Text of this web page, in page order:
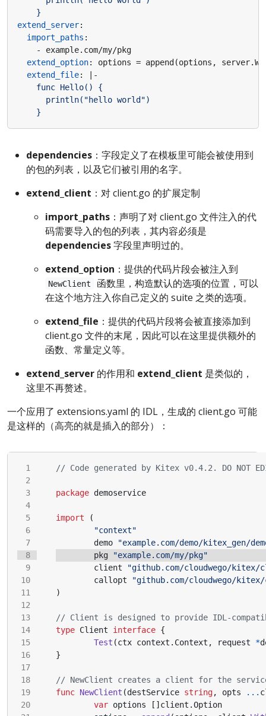
    }
extend_server:
import_paths :
- example.com/my/pkg
extend_option:
options = append(options,
extend_file:
|-
    }
dependencies ：字段定义了在模板里可能会被使用到
的包的列表，以及它们被引用的名字。
extend_client ：对 client.go 的扩展定制
import_paths ：声明了对 client.go 文件注入的代
码需要导入的包的列表，其内容必须是
dependencies字段里声明过的。
extend_option ：提供的代码片段会被注入到
NewClient
函数里，构造默认的选项的位置，可以
在这个地方注入你自己定义的 suite 之类的选项。
extend_file ：提供的代码片段将会被直接添加到
client.go 文件的末尾，因此可以在这里提供额外的
函数、常量定义等。
extend_server 的作用和 extend_client 是类似的，
这里不再赘述。
一个应用了 extensions.yaml 的 IDL，生成的 client.go 可能
是这样的（高亮的就是插入的部分）：
3
4
5
6
7
8
9
10
13
14
15
16
17
18
19
20
// Code generated by Kitex v0.4.2. DO NOT
package demoservice
import
(
"context"
demo
"example.com/demo/kitex_gen/
pkg
"example.com/my/pkg"
client
"github.com/cloudwego/
callopt
"github.com/cloudwego/
)
// Client is designed to provide IDL-
type Client interface {
Test (ctx context . Context , request *
}
// NewClient creates a client for the
func NewClient (destService string, opts ...
var options [] client .Option